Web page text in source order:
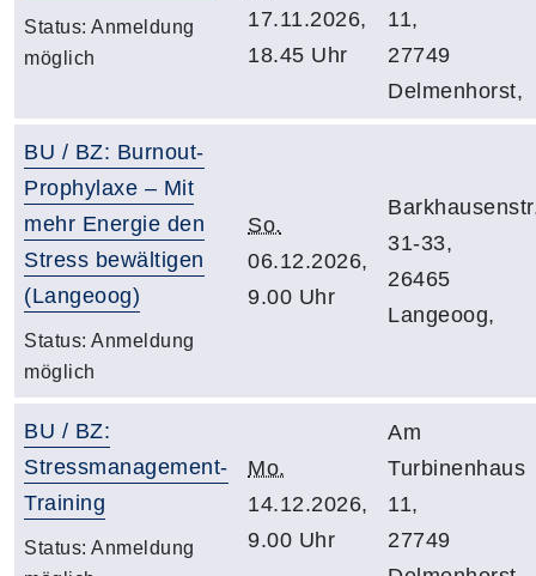
Status: Anmeldung
möglich
17.11.2026,
18.45 Uhr
11,
27749
Delmenhorst,
BU / BZ: Burnout-
Prophylaxe – Mit
mehr Energie den
Stress bewältigen
(Langeoog)
Status: Anmeldung
möglich
So.
06.12.2026,
9.00 Uhr
31-33,
26465
Langeoog,
BU / BZ:
Stressmanagement-
Training
Status: Anmeldung
Mo.
14.12.2026,
9.00 Uhr
Am
Turbinenhaus
11,
27749